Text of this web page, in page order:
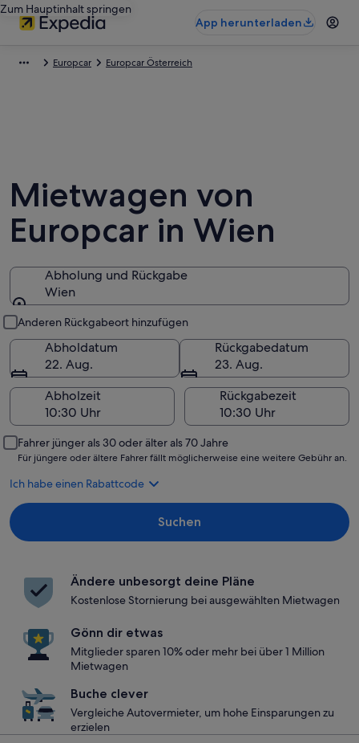
Zum Hauptinhalt springen
App herunterladen
Europcar Europcar Österreich
Mietwagen von
Europcar in Wien
Abholung und Rückgabe
Wien
Anderen Rückgabeort hinzufügen
Abholdatum
22. Aug.
Rückgabedatum
23. Aug.
Abholzeit
Rückgabezeit
Fahrer jünger als 30 oder älter als 70 Jahre
Für jüngere oder ältere Fahrer fällt möglicherweise eine weitere Gebühr an.
Ich habe einen Rabattcode
Suchen
Ändere unbesorgt deine Pläne
Kostenlose Stornierung bei ausgewählten Mietwagen
Gönn dir etwas
Mitglieder sparen 10% oder mehr bei über 1 Million
Mietwagen
Buche clever
Vergleiche Autovermieter, um hohe Einsparungen zu
erzielen